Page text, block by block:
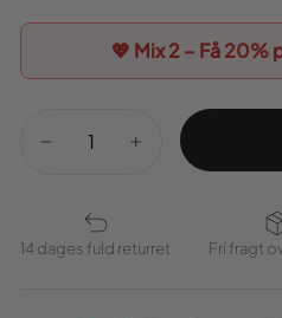
pris
💖 Mix 2 – Få20%
+
14 dages fuld returret Fri fragt